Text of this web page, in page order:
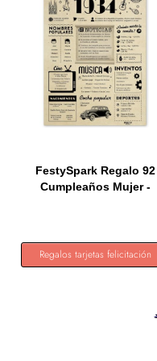
FestySpark Regalo 92
Cumpleaños Mujer -
Regalos tarjetas felicitación